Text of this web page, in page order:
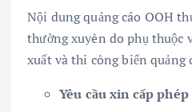
Nội dung quảng cáo OOH
thường xuyên do phụ thuộc
xuất và thi công biển quảng
Yêu cầu xin cấp